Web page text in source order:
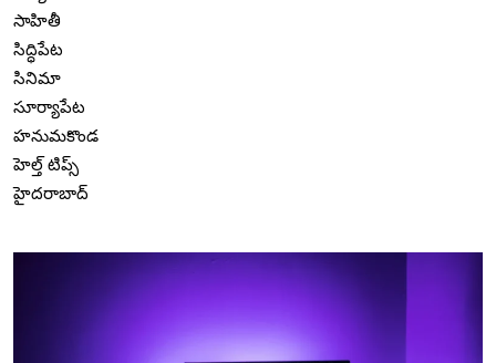
సాహితీ
సిద్ధిపేట
సినిమా
సూర్యాపేట
హనుమకొండ
హెల్త్ టిప్స్
హైదరాబాద్